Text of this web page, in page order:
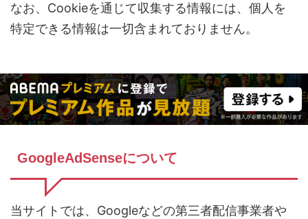
なお、Cookieを通じて収集する情報には、個人を
特定できる情報は一切含まれておりません。
GoogleAdSenseについて
当サイトでは、Googleなどの第三者配信事業者や